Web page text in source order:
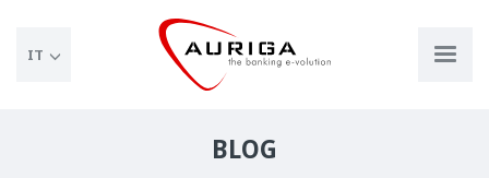
IT
BLOG